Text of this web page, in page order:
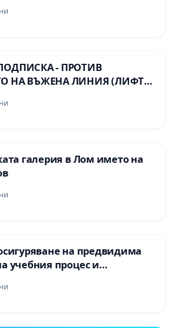
- ПРОТИВ
НА ВЪЖЕНА ЛИНИЯ (ЛИФТ)
НА ПРИРОДНА
„ХЪЛМ НА
(БУНАРДЖИК)
галерия в Лом името на
на предвидима
учебния процес и
правото на равнопоставено
на учениците от
I“ и Хуманитарна